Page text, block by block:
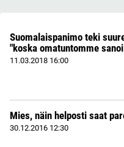
Suomalaispanimo teki
"koska omatuntomme
11.03.2018 16:00
Mies, näin helposti saat
30.12.2016 12:30